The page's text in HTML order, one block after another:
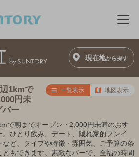
メ
現在地から探す
1kmで
円未
バー
一覧表示 地図表示
で朝までオープン・2,000円未満のおす
ひとり飲み、デート、隠れ家的フンイ
など、タイプや特徴・雰囲気、ご予算の条
もできます。素敵なバーで、至福の時間